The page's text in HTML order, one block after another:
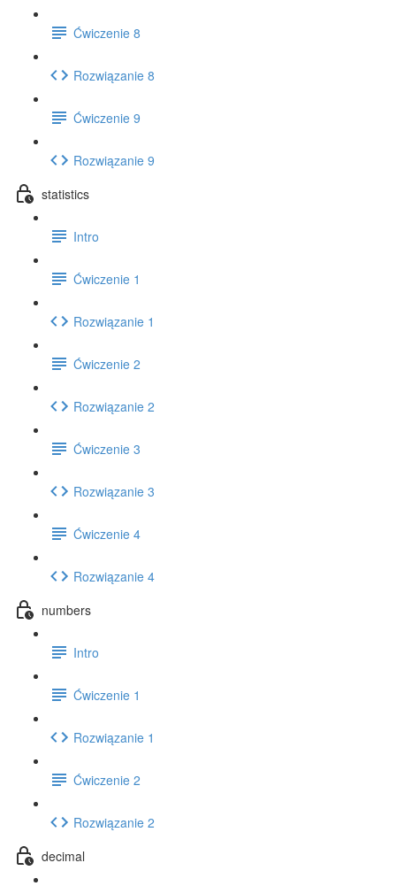
Ćwiczenie 8
Rozwiązanie 8
Ćwiczenie 9
Rozwiązanie 9
statistics
Intro
Ćwiczenie 1
Rozwiązanie 1
Ćwiczenie 2
Rozwiązanie 2
Ćwiczenie 3
Rozwiązanie 3
Ćwiczenie 4
Rozwiązanie 4
numbers
Intro
Ćwiczenie 1
Rozwiązanie 1
Ćwiczenie 2
Rozwiązanie 2
decimal